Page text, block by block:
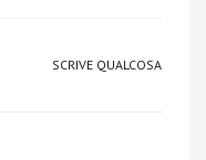
SCRIVE QUALCOSA